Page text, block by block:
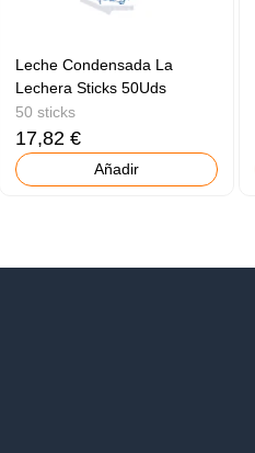
Leche Condensada La
Lechera Sticks 50Uds
50 sticks
17,82 €
Añadir